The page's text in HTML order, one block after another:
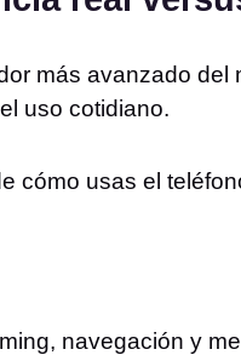
más avanzado
uso cotidiano.
cómo usas el
navegación y